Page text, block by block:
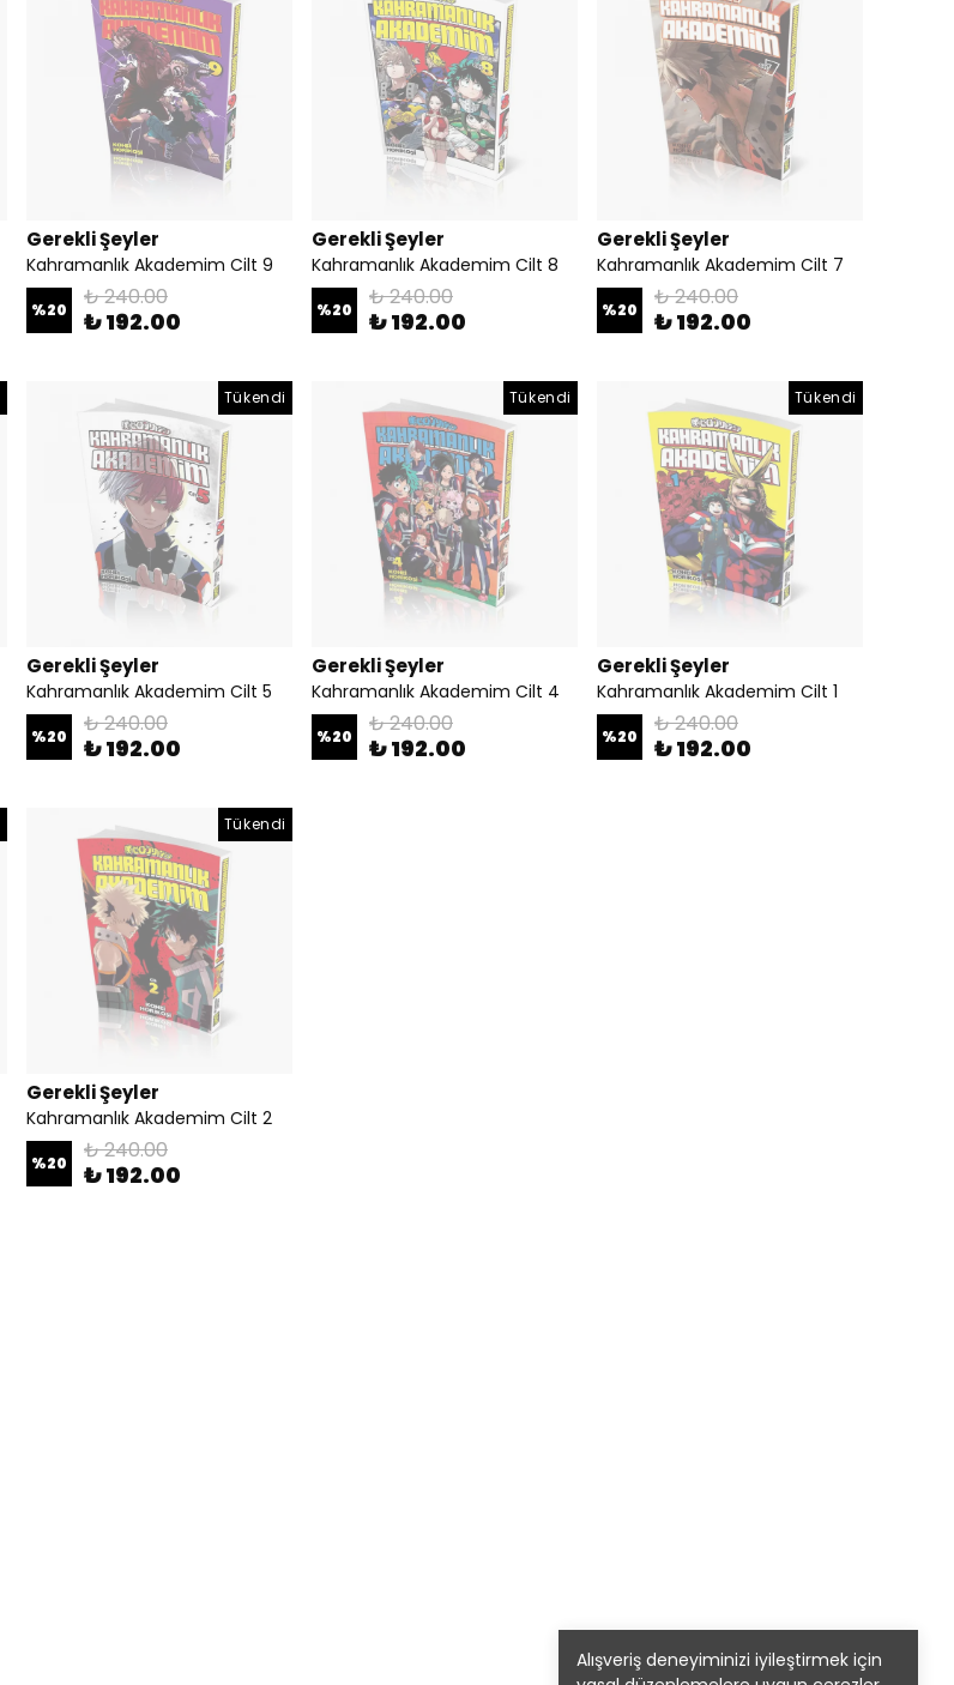
Alışveriş deneyiminizi iyileştirmek için
Gerekli Şeyler
Kahramanlık Akademim Cilt 9
%20 ₺ 240.00
₺ 192.00
Gerekli Şeyler
Kahramanlık Akademim Cilt 8
%20 ₺ 240.00
₺ 192.00
Gerekli Şeyler
Kahramanlık Akademim Cilt 7
%20 ₺ 240.00
₺ 192.00
Tükendi
Gerekli Şeyler
Kahramanlık Akademim Cilt 5
%20 ₺ 240.00
₺ 192.00
Tükendi
Gerekli Şeyler
Kahramanlık Akademim Cilt 4
%20 ₺ 240.00
₺ 192.00
Tükendi
Gerekli Şeyler
Kahramanlık Akademim Cilt 1
%20 ₺ 240.00
₺ 192.00
Tükendi
Gerekli Şeyler
Kahramanlık Akademim Cilt 2
%20 ₺ 240.00
₺ 192.00